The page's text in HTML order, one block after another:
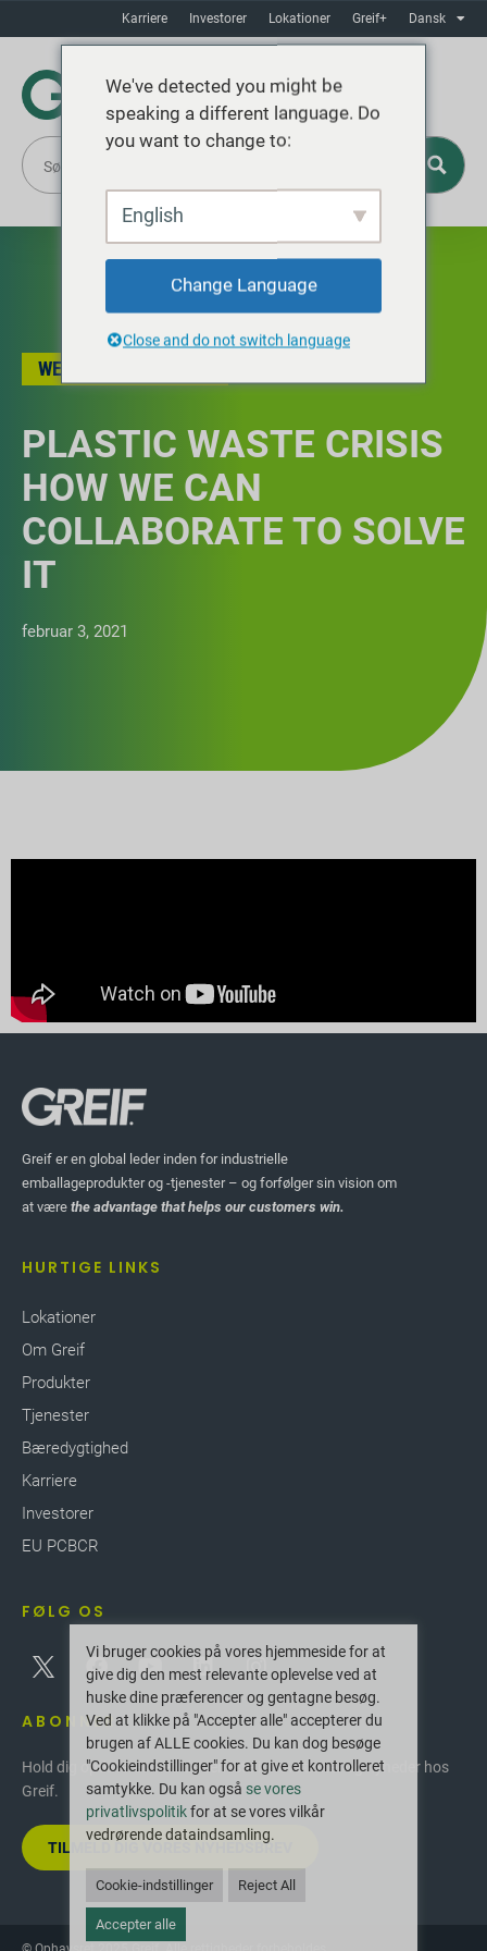
Karriere Investorer Lokationer Greif+ Dansk
WEBINAR RECORDING
PLASTIC WASTE CRISIS
HOW WE CAN
COLLABORATE TO SOLVE
IT
februar 3, 2021
Greif er en global leder inden for industrielle
emballageprodukter og -tjenester – og forfølger sin vision om
at være the advantage that helps our customers win.
HURTIGE LINKS
Lokationer
Om Greif
Produkter
Tjenester
Bæredygtighed
Karriere
Investorer
EU PCBCR
FØLG OS
ABONNER
Hold dig opdateret med de seneste innovationer og nyheder hos
Greif.
TILMELD DIG VORES NYHEDSBREV
Vi bruger cookies på vores hjemmeside for at
give dig den mest relevante oplevelse ved at
huske dine præferencer og gentagne besøg.
Ved at klikke på "Accepter alle" accepterer du
brugen af ALLE cookies. Du kan dog besøge
"Cookieindstillinger" for at give et kontrolleret
samtykke. Du kan også se vores
privatlivspolitikfor at se vores vilkår
vedrørende dataindsamling.
Cookie-indstillinger Reject All
Accepter alle
We've detected you might be
speaking a different language. Do
you want to change to:
English
Change Language
Close and do not switch language